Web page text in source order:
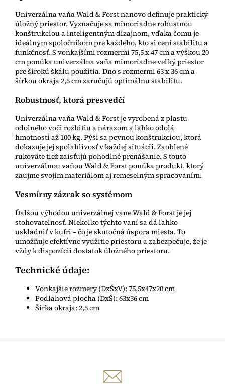
Univerzálna vaňa Wald & Forst nanovo definuje praktický
úložný priestor. Vyznačuje sa mimoriadne robustnou
konštrukciou a inteligentným dizajnom, vďaka čomu je
ideálnym spoločníkom pre každého, kto si cení stabilitu a
funkčnosť. S vonkajšími rozmermi 75,5 x 47 cm a výškou 20
cm ponúka univerzálna vaňa mimoriadne veľký priestor
pre širokú škálu použitia. Dno s rozmermi 63 x 36 cm a
šírkou okraja 2,5 cm zaručujú optimálnu stabilitu.
Robustnosť, ktorá presvedčí
Univerzálna vaňa Wald & Forst je vyrobená z plastu
odolného voči rozbitiu a nárazom a ľahko odolá
hmotnosti až 100 kg. Pýši sa pevnou konštrukciou, ktorá
dokazuje jej spoľahlivosť v každej situácii. Zaoblené
rukoväte tiež zaisťujú pohodlné prenášanie. S touto
univerzálnou vaňou Wald & Forst ponúka produkt, ktorý
zaujme svojím materiálom aj remeselným spracovaním.
Vesmírny zázrak so systémom
Ďalšou výhodou univerzálnej vane Wald & Forst je jej
stohovateľnosť. Niekoľko týchto vaní sa dá ľahko
uskladniť v kufri – čo je skutočná úspora miesta. To
umožňuje efektívne využitie priestoru a zabezpečuje, že je
vždy k dispozícii dostatok úložného priestoru.
Technické údaje:
Vonkajšie rozmery (DxŠxV): 75,5x47x20 cm
Podlahová plocha (DxŠ): 63x36 cm
Šírka okraja: 2,5 cm